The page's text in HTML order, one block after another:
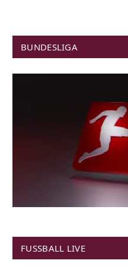
BUNDESLIGA
FUSSBALL LIVE